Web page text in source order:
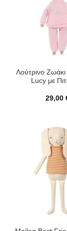
Λούτρινο Ζωάκι
Lucy με
29,00